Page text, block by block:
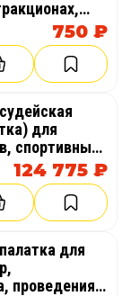
750 ₽
для
спортивных
124 775 ₽
для
проведения